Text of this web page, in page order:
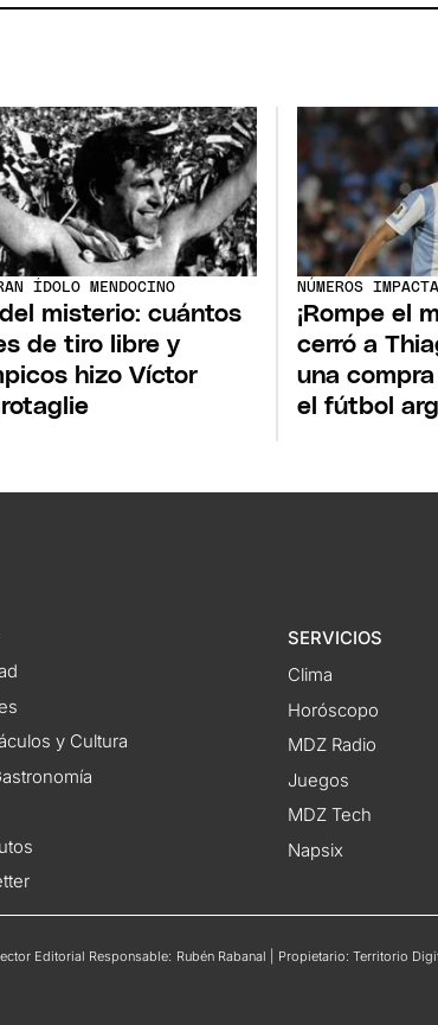
ÍDOLO MENDOCINO
misterio: cuántos
de tiro libre y
hizo Víctor
NÚMEROS
¡Rompe el
cerró a
una
el fútbol
y Cultura
SERVICIOS
Clima
Horóscopo
MDZ Radio
Juegos
MDZ Tech
Napsix
Editorial Responsable: Rubén Rabanal | Propietario: Territorio